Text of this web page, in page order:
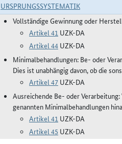
URSPRUNGSSYSTEMATIK
Vollständige Gewinnung oder
Artikel 41 UZK-DA
Artikel 44 UZK-DA
Minimalbehandlungen: Be- oder
Dies ist unabhängig davon, ob die
Artikel 47 UZK-DA
Ausreichende Be- oder
genannten Minimalbehandlungen
Artikel 41 UZK-DA
Artikel 45 UZK-DA